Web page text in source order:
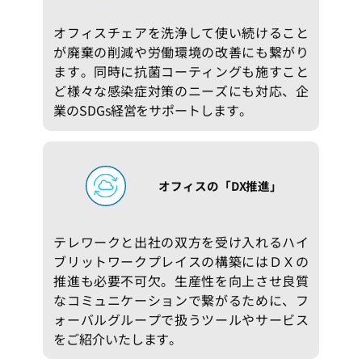
オフィスチェアを洗浄して使い続けること
が廃棄の削減や労働環境の改善にも繋がり
ます。同時に抗菌コーティングも施すこと
ど様々な感染症対策のニーズにも対応、企
業のSDGs経営をサポートします。
オフィスの「DX推進」
テレワークと出社の双方を受け入れるハイ
ブリットワークプレイスの構築にはＤＸの
推進も必要不可欠。生産性を向上させ良質
なコミュニケーションで繋がるために、フ
ォーバルグループで扱うツールやサービス
をご紹介いたします。